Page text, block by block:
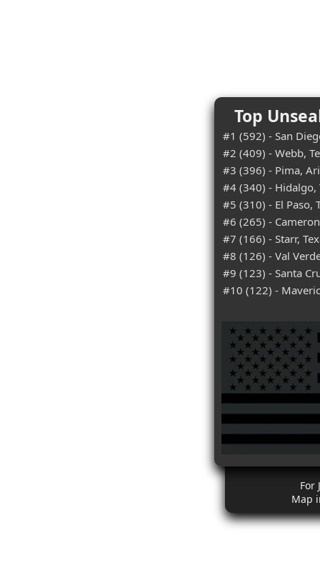
Top
#1 (592) - San
#2 (409) - Webb,
#3 (396) - Pima,
#4 (340) - Hidalgo,
#5 (310) - El Paso,
#6 (265) -
#7 (166) - Starr,
#8 (126) - Val
#9 (123) - Santa
#10 (122) -
For
Map